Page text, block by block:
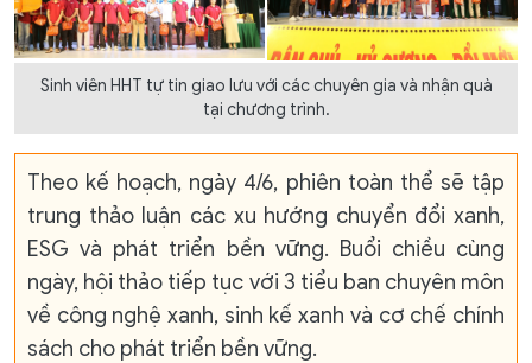
Sinh viên HHT tự tin giao lưu với các chuyên gia và nhận quà
tại chương trình.
Theo kế hoạch, ngày 4/6, phiên toàn thể sẽ tập
trung thảo luận các xu hướng chuyển đổi xanh,
ESG và phát triển bền vững. Buổi chiều cùng
ngày, hội thảo tiếp tục với 3 tiểu ban chuyên môn
về công nghệ xanh, sinh kế xanh và cơ chế chính
sách cho phát triển bền vững.